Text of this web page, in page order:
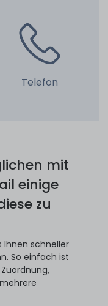
Telefon
mit
einige
zu
Ihnen schneller
So einfach ist